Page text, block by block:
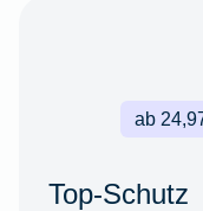
ab
Top-Schutz